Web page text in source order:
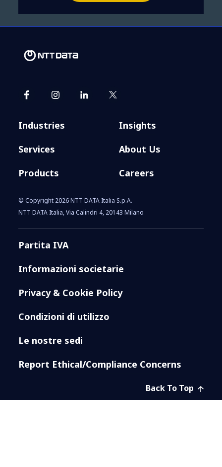
Industries
Services
Products
Insights
About Us
Careers
© Copyright 2026 NTT DATA Italia S.p.A.
NTT DATA Italia, Via Calindri 4, 20143 Milano
Partita IVA
Informazioni societarie
Privacy & Cookie Policy
Condizioni di utilizzo
Le nostre sedi
Report Ethical/Compliance Concerns
Back To Top